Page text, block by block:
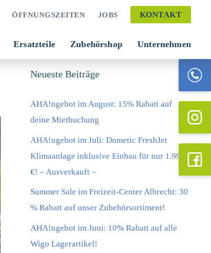
ÖFFNUNGSZEITEN JOBS KONTAKT
Ersatzteile Zubehörshop Unternehmen
Neueste Beiträge
AHA!ngebot im August: 15% Rabatt auf
deine Mietbuchung
AHA!ngebot im Juli: Dometic FreshJet
Klimaanlage inklusive Einbau für nur 1.999
€! – Ausverkauft –
Summer Sale im Freizeit-Center Albrecht: 30
% Rabatt auf unser Zubehörsortiment!
AHA!ngebot im Juni: 10% Rabatt auf alle
Wigo Lagerartikel!